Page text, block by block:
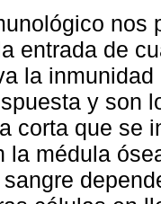
nos
entrada de
la
y son
corta que se
la médula